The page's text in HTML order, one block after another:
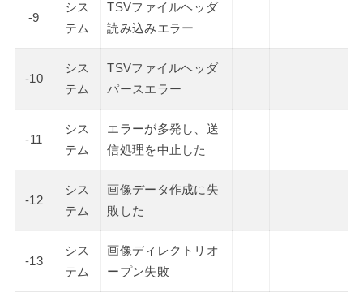
-9
シス
テム
TSVファイルヘッダ
読み込みエラー
-10
シス
テム
TSVファイルヘッダ
パースエラー
-11
シス
テム
エラーが多発し、送
信処理を中止した
-12
シス
テム
画像データ作成に失
敗した
-13
シス
テム
画像ディレクトリオ
ープン失敗